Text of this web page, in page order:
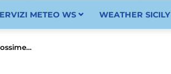
METEO WS WEATHER SICILY